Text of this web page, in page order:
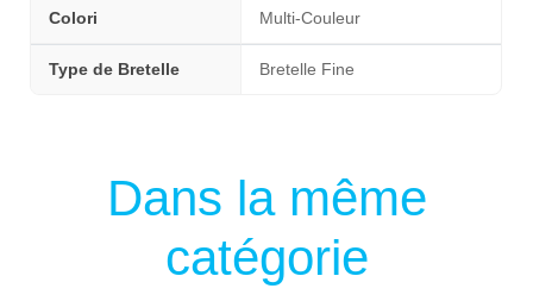
Colori Multi-Couleur
Type de Bretelle Bretelle Fine
Dans la même
catégorie